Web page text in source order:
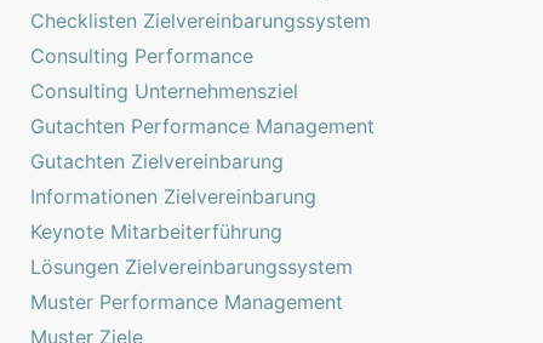
Checklisten Zielvereinbarungssystem
Consulting Performance
Consulting Unternehmensziel
Gutachten Performance Management
Gutachten Zielvereinbarung
Informationen Zielvereinbarung
Keynote Mitarbeiterführung
Lösungen Zielvereinbarungssystem
Muster Performance Management
Muster Ziele